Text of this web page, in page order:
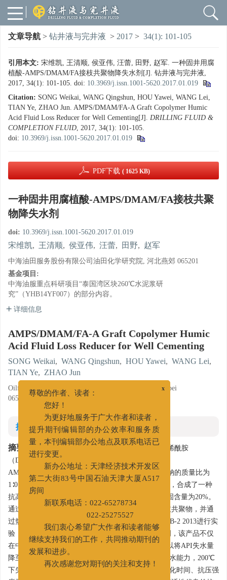
文章导航 > 钻井液与完井液 > 2017 > 34(1): 101-105
引用本文: 宋维凯, 王清顺, 侯亚伟, 汪蕾, 田野, 赵军. 一种固井用腐
植酸-AMPS/DMAM/FA接枝共聚物降失水剂[J]. 钻井液与完井液,
2017, 34(1): 101-105. doi: 10.3969/j.issn.1001-5620.2017.01.019
Citation: SONG Weikai, WANG Qingshun, HOU Yawei, WANG Lei,
TIAN Ye, ZHAO Jun. AMPS/DMAM/FA-A Graft Copolymer Humic
Acid Fluid Loss Reducer for Well Cementing[J]. DRILLING FLUID &
COMPLETION FLUID, 2017, 34(1): 101-105.
doi: 10.3969/j.issn.1001-5620.2017.01.019
PDF下载 ( 1625 KB)
一种固井用腐植酸-AMPS/DMAM/FA接枝共聚
物降失水剂
doi: 10.3969/j.issn.1001-5620.2017.01.019
宋维凯, 王清顺, 侯亚伟, 汪蕾, 田野, 赵军
中海油田服务股份有限公司油田化学研究院, 河北燕郊 065201
基金项目:
中海油服重点科研项目“泰国湾区块260℃水泥浆研
究”（YHB14YF007）的部分内容。
详细信息
AMPS/DMAM/FA-A Graft Copolymer Humic
Acid Fluid Loss Reducer for Well Cementing
SONG Weikai, WANG Qingshun, HOU Yawei, WANG Lei,
TIAN Ye, ZHAO Jun
Oilfield Chemistry R & D Institute, COSL, Yanjiao, Hebei
065201
摘要
摘要:
采用自由基聚合法将AMPS、N，N-二甲基丙烯酰胺
（DMAM）、反丁烯二酸（FA）进行接枝共聚，在
AMPS∶DMAM∶FA为1∶0.38∶0.08，单体总量与腐值酸钠的质量比为
1∶0.2、引发温度为60℃，单体溶液的pH为7的条件下，合成了一种
抗高温油井水泥降失水剂G85L，为黑色黏稠液体，固含量为20%。
通过单体残留分析与红外表征证明了合成产物为接枝共聚物，并通
过热重分析证明该产品抗温达265℃。参考API RP 10B-2 2013进行实
验，评价了该产品在水泥浆中的各项性能，结果表明，该产品不仅
在中低温有较好的控制失水能力，当加量为4%时可以将API失水量
降至40 mL，而且在高温条件下也具有较强的控制失水能力，200℃
下失水量可以控制在50 mL以内，并且对水泥浆的稠化时间、抗压强
尊敬的作者、读者：
您好！
为更好地服务于广大作者和读者，
提升期刊编辑部的办公效率和服务质
量，本刊编辑部办公地点及联系电话已
进行变更。
新办公地址：天津经济技术开发区
第二大街83号中国石油天津大厦A517
022-25275527
我们衷心希望广大作者和读者能够
继续支持我们的工作，共同推动期刊的
发展和进步。